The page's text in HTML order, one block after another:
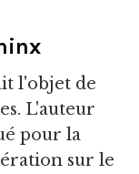
l'objet de
L'auteur
pour la
sur le